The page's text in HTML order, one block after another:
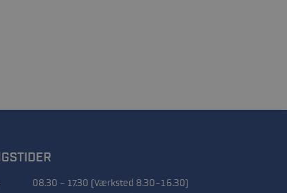
08.30 - 17.30 (Værksted 8.30-16.30)